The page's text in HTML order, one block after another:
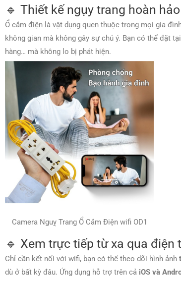
🔹 Thiết kế ngụy trang hoàn hảo
Ổ cắm điện là vật dụng quen thuộc trong mọi gia
không gian mà không gây sự chú ý. Bạn có thể đặt
hàng… mà không lo bị phát hiện.
Camera Nguỵ Trang Ổ Cắm Điện wifi OD1
🔹 Xem trực tiếp từ xa qua điện
Chỉ cần kết nối với wifi, bạn có thể theo dõi hình ảnh
dù ở bất kỳ đâu. Ứng dụng hỗ trợ trên cả iOS và